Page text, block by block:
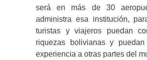
será en más de 30
administra esa institución,
turistas y viajeros puedan
riquezas bolivianas y
experiencia a otras partes del